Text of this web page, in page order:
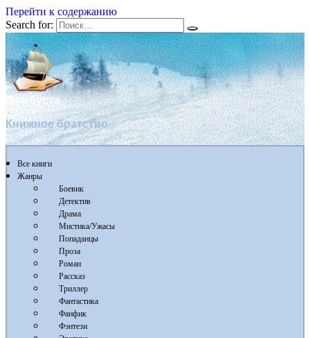
Перейти к содержанию
Search for:
Флибуста
Книжное братство
Все книги
Жанры
Боевик
Детектив
Драма
Мистика/Ужасы
Попаданцы
Проза
Роман
Рассказ
Триллер
Фантастика
Фанфик
Фэнтези